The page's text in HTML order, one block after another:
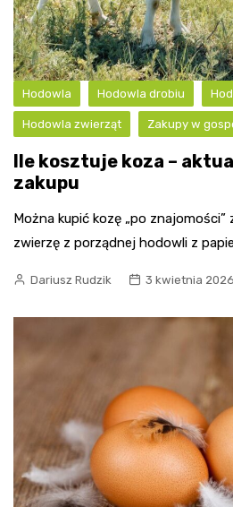
Hodowla Hodowla drobiu
Hodowla zwierząt Zakupy w
Ile kosztuje koza –
zakupu
Można kupić kozę „po
zwierzę z porządnej hodowli z
Dariusz Rudzik 3 kwietnia 2026